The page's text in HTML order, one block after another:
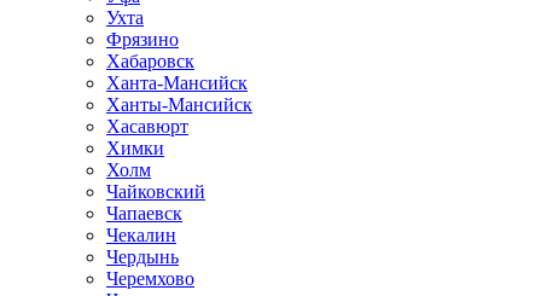
Ухта
Фрязино
Хабаровск
Ханта-Мансийск
Ханты-Мансийск
Хасавюрт
Химки
Холм
Чайковский
Чапаевск
Чекалин
Чердынь
Черемхово